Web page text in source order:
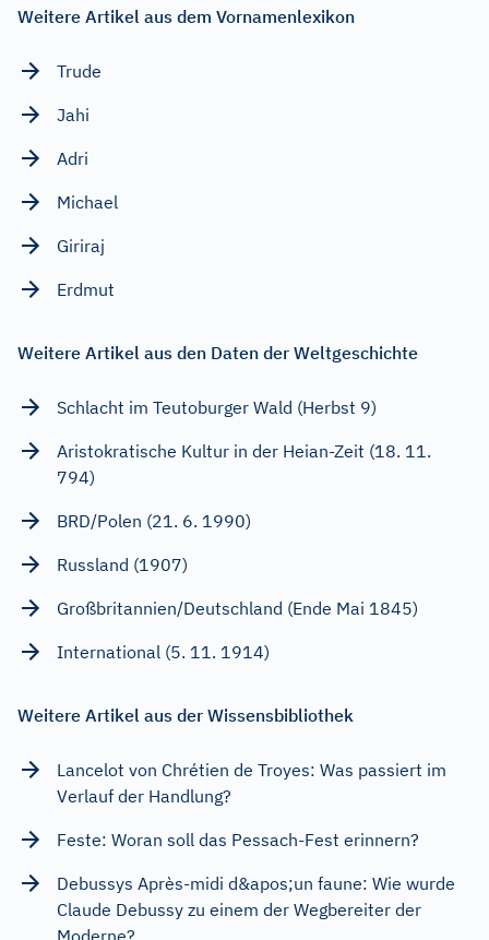
Weitere Artikel aus dem Vornamenlexikon
Trude
Jahi
Adri
Michael
Giriraj
Erdmut
Weitere Artikel aus den Daten der Weltgeschichte
Schlacht im Teutoburger Wald (Herbst 9)
Aristokratische Kultur in der Heian-Zeit (18. 11.
794)
BRD/Polen (21. 6. 1990)
Russland (1907)
Großbritannien/Deutschland (Ende Mai 1845)
International (5. 11. 1914)
Weitere Artikel aus der Wissensbibliothek
Lancelot von Chrétien de Troyes: Was passiert im
Verlauf der Handlung?
Feste: Woran soll das Pessach-Fest erinnern?
Debussys Après-midi d&apos;un faune: Wie wurde
Claude Debussy zu einem der Wegbereiter der